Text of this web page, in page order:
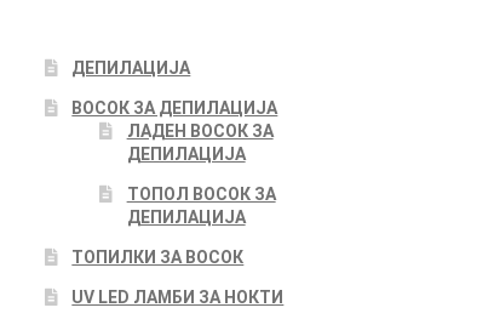
ДЕПИЛАЦИЈА
ВОСОК ЗА ДЕПИЛАЦИЈА
ЛАДЕН ВОСОК ЗА
ДЕПИЛАЦИЈА
ТОПОЛ ВОСОК ЗА
ДЕПИЛАЦИЈА
ТОПИЛКИ ЗА ВОСОК
UV LED ЛАМБИ ЗА НОКТИ